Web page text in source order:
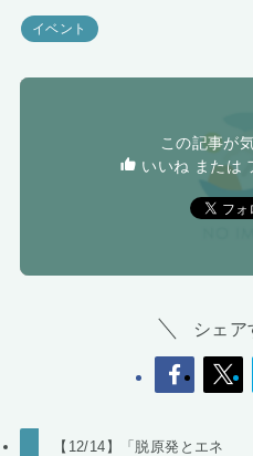
イベント
この記事が
いいね または
シェア
【12/14】「脱原発とエネ